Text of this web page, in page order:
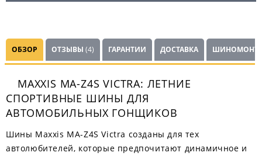
ОБЗОР ОТЗЫВЫ (4) ГАРАНТИИ ДОСТАВКА
MAXXIS MA-Z4S VICTRA: ЛЕТНИЕ
СПОРТИВНЫЕ ШИНЫ ДЛЯ
АВТОМОБИЛЬНЫХ ГОНЩИКОВ
Шины Maxxis MA-Z4S Victra созданы для тех
автолюбителей, которые предпочитают динамичное и